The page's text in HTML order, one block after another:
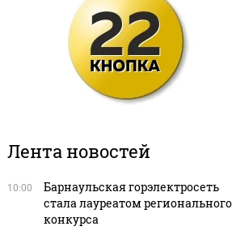
Лента новостей
10:00
Барнаульская горэлектросеть
стала лауреатом регионального
конкурса